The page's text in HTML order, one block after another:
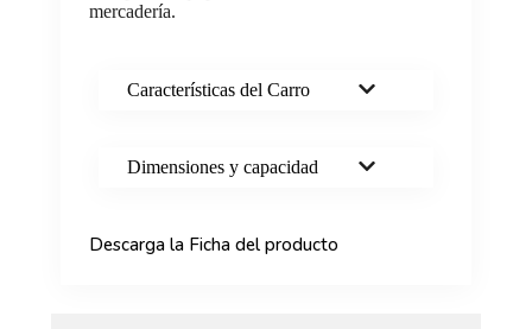
mercadería.
Características del Carro
Dimensiones y capacidad
Descarga la Ficha del producto